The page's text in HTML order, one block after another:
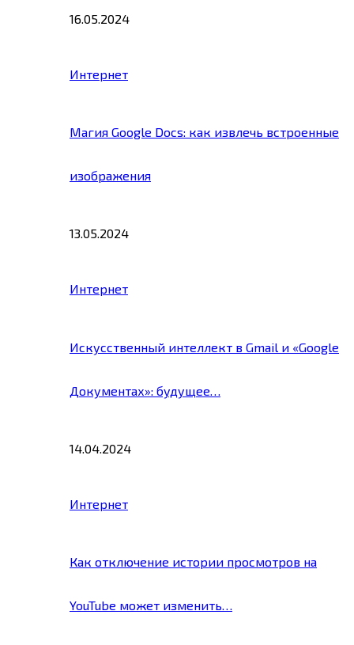
16.05.2024
Интернет
Магия Google Docs: как извлечь встроенные
изображения
13.05.2024
Интернет
Искусственный интеллект в Gmail и «Google
Документах»: будущее…
14.04.2024
Интернет
Как отключение истории просмотров на
YouTube может изменить…